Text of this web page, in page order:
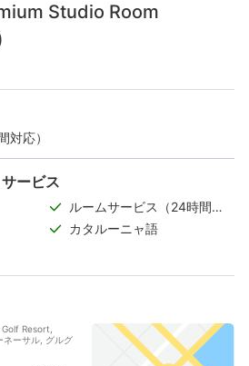
Studio Room
対応）
ービス
ルームサービス（24時間対
応）
カタルーニャ語
Resort,
ーサル, グルグ